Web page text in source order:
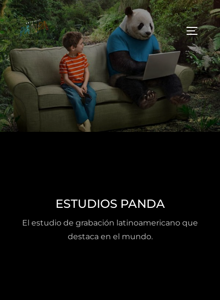
ESTUDIOS PANDA
El estudio de grabación latinoamericano que
destaca en el mundo.